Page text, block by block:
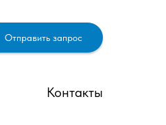
Отправить запрос
Контакты